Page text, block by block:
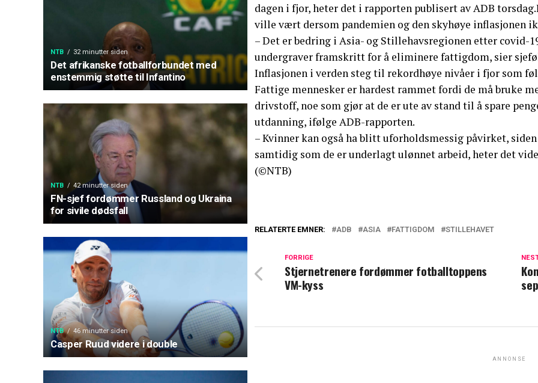
NTB 32 minutter siden
Det afrikanske fotballforbundet med
enstemmig støtte til Infantino
NTB 42 minutter siden
FN-sjef fordømmer Russland og Ukraina
for sivile dødsfall
NTB 46 minutter siden
Casper Ruud videre i double
dagen i fjor, heter det i rapporten publisert av ADB
ville vært dersom pandemien og den skyhøye inflasjonen
– Det er bedring i Asia- og Stillehavsregionen etter covid-
undergraver framskritt for å eliminere fattigdom, sier
Inflasjonen i verden steg til rekordhøye nivåer i fjor som
Fattige mennesker er hardest rammet fordi de må bruke
drivstoff, noe som gjør at de er ute av stand til å spare
utdanning, ifølge ADB-rapporten.
– Kvinner kan også ha blitt uforholdsmessig påvirket,
samtidig som de er underlagt ulønnet arbeid, heter det
(©NTB)
RELATERTE EMNER: ADB ASIA FATTIGDOM STILLEHAVET
FORRIGE
Stjernetrenere fordømmer fotballtoppens
VM-kyss
ANNONSE